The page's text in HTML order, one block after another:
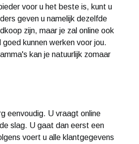
voor u het beste is, kunt u
geven u namelijk dezelfde
zijn, maar je zal online ook
kunnen werken voor jou.
kan je natuurlijk zomaar
eenvoudig. U vraagt online
slag. U gaat dan eerst een
voert u alle klantgegevens